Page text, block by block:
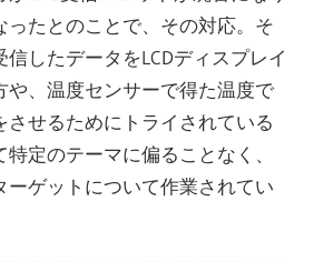
ったとのことで、その対応。そ
したデータをLCDディスプレイ
や、温度センサーで得た温度で
させるためにトライされている
定のテーマに偏ることなく、
ーゲットについて作業されてい